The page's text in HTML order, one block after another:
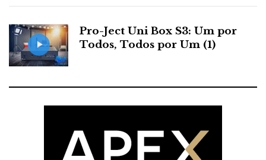
Pro-Ject Uni Box S3: Um por
Todos, Todos por Um (1)